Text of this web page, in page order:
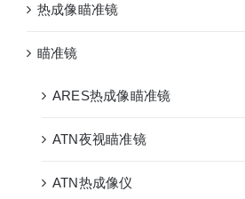
热成像瞄准镜
瞄准镜
ARES热成像瞄准镜
ATN夜视瞄准镜
ATN热成像仪